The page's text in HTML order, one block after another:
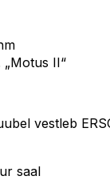
II“
vestleb
saal